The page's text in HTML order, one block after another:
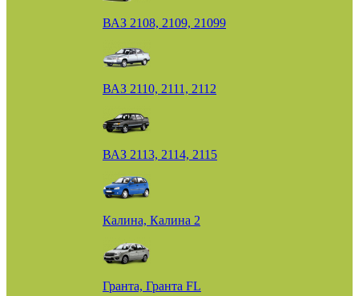
ВАЗ 2108, 2109, 21099
ВАЗ 2110, 2111, 2112
ВАЗ 2113, 2114, 2115
Калина, Калина 2
Гранта, Гранта FL